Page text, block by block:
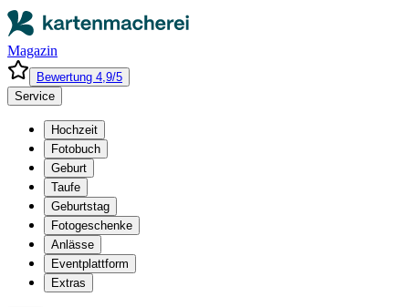
Magazin
Bewertung 4,9/5
Service
Hochzeit
Fotobuch
Geburt
Taufe
Geburtstag
Fotogeschenke
Anlässe
Eventplattform
Extras